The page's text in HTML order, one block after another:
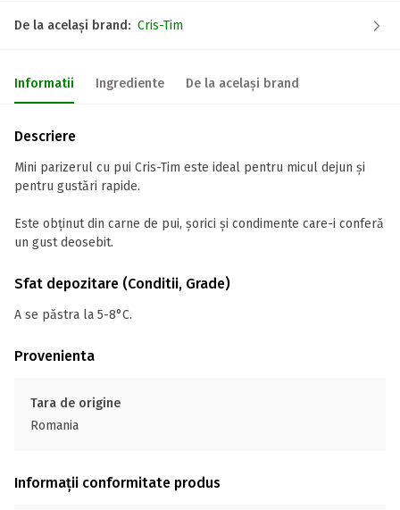
De la același brand: Cris-Tim
Informatii Ingrediente De la același brand
Descriere
Mini parizerul cu pui Cris-Tim este ideal pentru micul dejun și
pentru gustări rapide.
Este obținut din carne de pui, șorici și condimente care-i conferă
un gust deosebit.
Sfat depozitare (Conditii, Grade)
A se păstra la 5-8°C.
Provenienta
Tara de origine
Romania
Informații conformitate produs